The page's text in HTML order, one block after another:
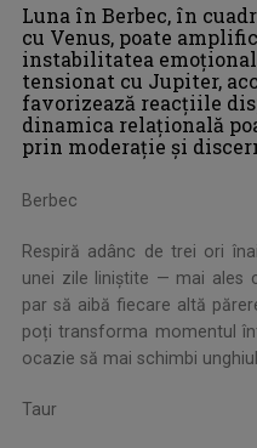
Luna în Berbec, în
cu Venus, poate
instabilitatea
tensionat cu Jupiter,
favorizează reacțiile
dinamica relaţională
prin moderaţie şi
Berbec
Respiră adânc de trei ori
unei zile liniștite — mai ales
par să aibă fiecare altă
poți transforma momentul
ocazie să mai schimbi
Taur